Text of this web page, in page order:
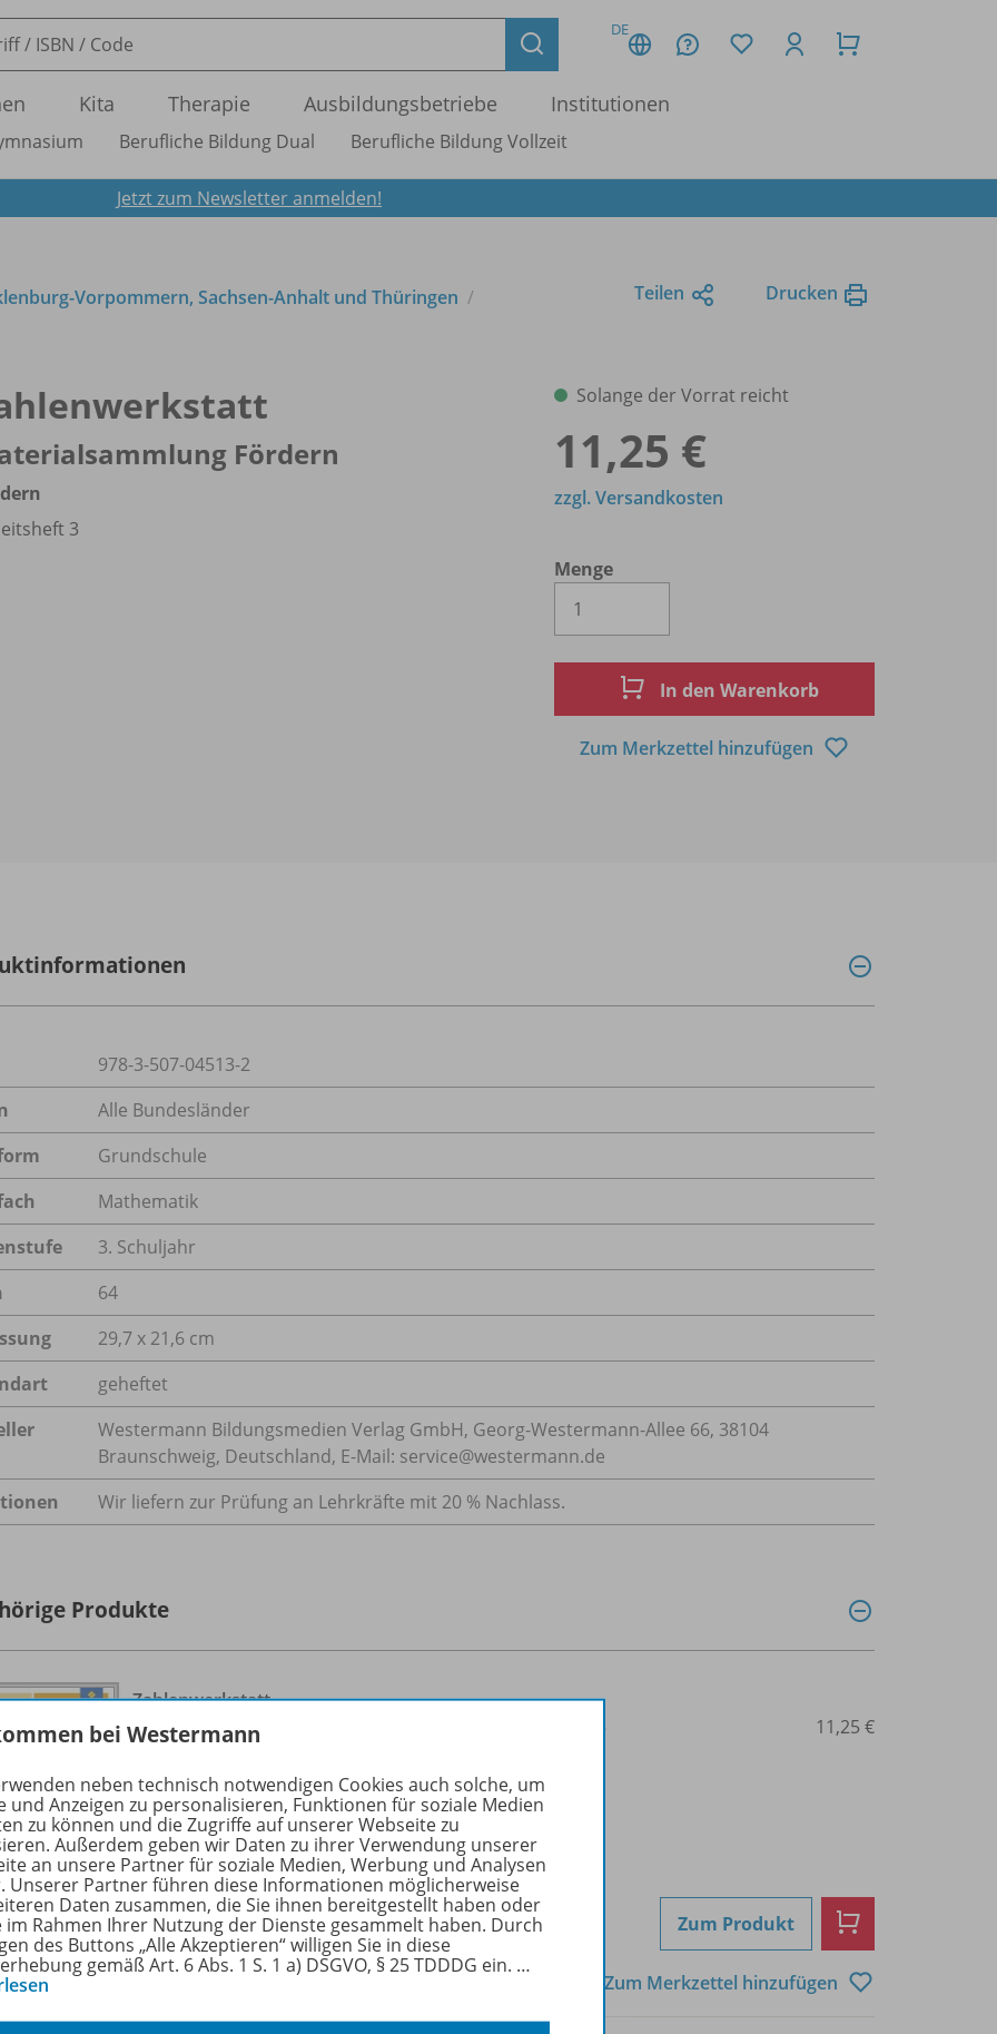
DE
Kita Therapie Ausbildungsbetriebe Institutionen
Berufliche Bildung Dual Berufliche Bildung Vollzeit
Jetzt zum Newsletter anmelden!
Vorpommern, Sachsen-Anhalt und Thüringen Teilen Drucken
Fördern
3
Solange der Vorrat reicht
11,25 €
Menge
zzgl. Versandkosten
In den Warenkorb
Zum Merkzettel hinzufügen
978-3-507-04513-2
Alle Bundesländer
Grundschule
Mathematik
3. Schuljahr
64
29,7 x 21,6 cm
geheftet
Westermann Bildungsmedien Verlag GmbH, Georg-Westermann-Allee 66, 38104
Braunschweig, Deutschland, E-Mail: service@westermann.de
Wir liefern zur Prüfung an Lehrkräfte mit 20 % Nachlass.
Produkte
Zahlenwerkstatt
Materialsammlung Fördern
Arbeitsheft 2
Solange der Vorrat reicht
11,25 €
Zum Produkt
Zum Merkzettel hinzufügen
bei Westermann
neben technisch notwendigen Cookies auch solche, um
und Anzeigen zu personalisieren, Funktionen für soziale Medien
zu können und die Zugriffe auf unserer Webseite zu
Außerdem geben wir Daten zu ihrer Verwendung unserer
an unsere Partner für soziale Medien, Werbung und Analysen
Unserer Partner führen diese Informationen möglicherweise
Daten zusammen, die Sie ihnen bereitgestellt haben oder
im Rahmen Ihrer Nutzung der Dienste gesammelt haben. Durch
des Buttons „Alle Akzeptieren“ willigen Sie in diese
gemäß Art. 6 Abs. 1 S. 1 a) DSGVO, § 25 TDDDG ein. …